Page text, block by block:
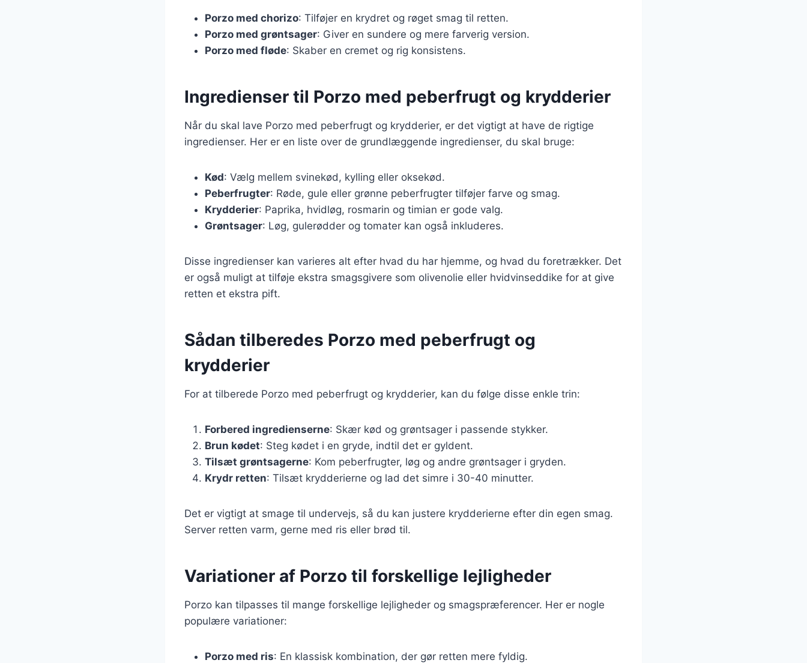
Porzo med chorizo: Tilføjer en krydret og røget smag til retten.
Porzo med grøntsager: Giver en sundere og mere farverig version.
Porzo med fløde: Skaber en cremet og rig konsistens.
Ingredienser til Porzo med peberfrugt og krydderier
Når du skal lave Porzo med peberfrugt og krydderier, er det vigtigt at have de rigtige
ingredienser. Her er en liste over de grundlæggende ingredienser, du skal bruge:
Kød: Vælg mellem svinekød, kylling eller oksekød.
Peberfrugter: Røde, gule eller grønne peberfrugter tilføjer farve og smag.
Krydderier: Paprika, hvidløg, rosmarin og timian er gode valg.
Grøntsager: Løg, gulerødder og tomater kan også inkluderes.
Disse ingredienser kan varieres alt efter hvad du har hjemme, og hvad du foretrækker. Det
er også muligt at tilføje ekstra smagsgivere som olivenolie eller hvidvinseddike for at give
retten et ekstra pift.
Sådan tilberedes Porzo med peberfrugt og
krydderier
For at tilberede Porzo med peberfrugt og krydderier, kan du følge disse enkle trin:
Forbered ingredienserne: Skær kød og grøntsager i passende stykker.
Brun kødet: Steg kødet i en gryde, indtil det er gyldent.
Tilsæt grøntsagerne: Kom peberfrugter, løg og andre grøntsager i gryden.
Krydr retten: Tilsæt krydderierne og lad det simre i 30-40 minutter.
Det er vigtigt at smage til undervejs, så du kan justere krydderierne efter din egen smag.
Server retten varm, gerne med ris eller brød til.
Variationer af Porzo til forskellige lejligheder
Porzo kan tilpasses til mange forskellige lejligheder og smagspræferencer. Her er nogle
populære variationer:
Porzo med ris: En klassisk kombination, der gør retten mere fyldig.